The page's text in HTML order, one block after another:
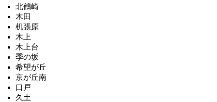
北鶴崎
木田
机張原
木上
木上台
季の坂
希望が丘
京が丘南
口戸
久土